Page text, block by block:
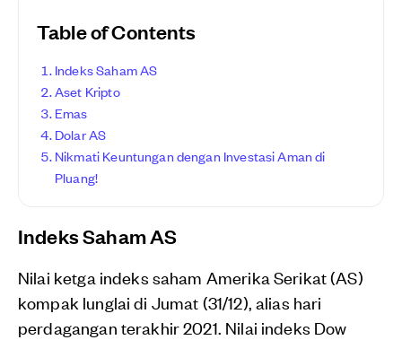
Table of Contents
Indeks Saham AS
Aset Kripto
Emas
Dolar AS
Nikmati Keuntungan dengan Investasi Aman di
Pluang!
Indeks Saham AS
Nilai ketga indeks saham Amerika Serikat (AS)
kompak lunglai di Jumat (31/12), alias hari
perdagangan terakhir 2021. Nilai indeks Dow